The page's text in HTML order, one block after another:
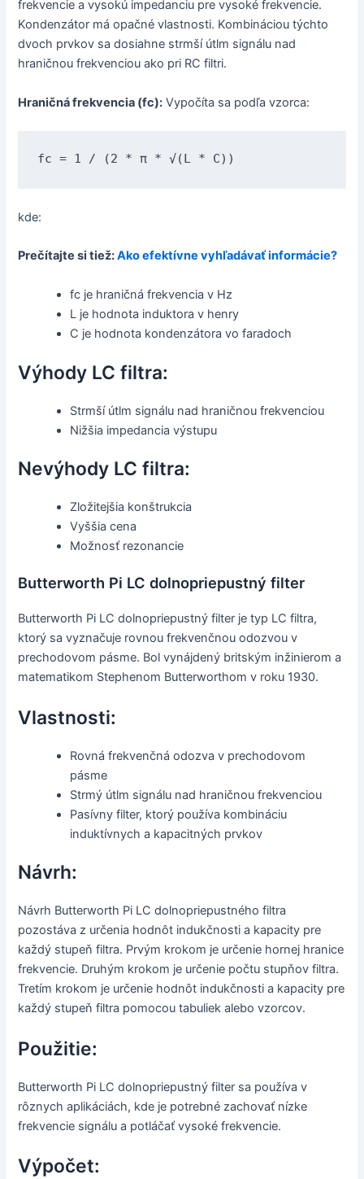
frekvencie a vysokú impedanciu pre vysoké frekvencie.
Kondenzátor má opačné vlastnosti. Kombináciou týchto
dvoch prvkov sa dosiahne strmší útlm signálu nad
hraničnou frekvenciou ako pri RC filtri.
Hraničná frekvencia (fc): Vypočíta sa podľa vzorca:
fc = 1 / (2 * π * √(L * C))
kde:
Prečítajte si tiež:Ako efektívne vyhľadávať informácie?
fc je hraničná frekvencia v Hz
L je hodnota induktora v henry
C je hodnota kondenzátora vo faradoch
Výhody LC filtra:
Strmší útlm signálu nad hraničnou frekvenciou
Nižšia impedancia výstupu
Nevýhody LC filtra:
Zložitejšia konštrukcia
Vyššia cena
Možnosť rezonancie
Butterworth Pi LC dolnopriepustný filter
Butterworth Pi LC dolnopriepustný filter je typ LC filtra,
ktorý sa vyznačuje rovnou frekvenčnou odozvou v
prechodovom pásme. Bol vynájdený britským inžinierom a
matematikom Stephenom Butterworthom v roku 1930.
Vlastnosti:
Rovná frekvenčná odozva v prechodovom
pásme
Strmý útlm signálu nad hraničnou frekvenciou
Pasívny filter, ktorý používa kombináciu
induktívnych a kapacitných prvkov
Návrh:
Návrh Butterworth Pi LC dolnopriepustného filtra
pozostáva z určenia hodnôt indukčnosti a kapacity pre
každý stupeň filtra. Prvým krokom je určenie hornej hranice
frekvencie. Druhým krokom je určenie počtu stupňov filtra.
Tretím krokom je určenie hodnôt indukčnosti a kapacity pre
každý stupeň filtra pomocou tabuliek alebo vzorcov.
Použitie:
Butterworth Pi LC dolnopriepustný filter sa používa v
rôznych aplikáciách, kde je potrebné zachovať nízke
frekvencie signálu a potláčať vysoké frekvencie.
Výpočet: